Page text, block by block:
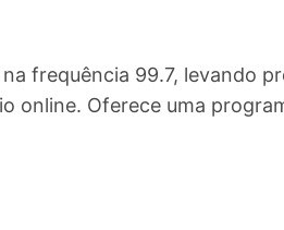
frequência 99.7, levando
online. Oferece uma